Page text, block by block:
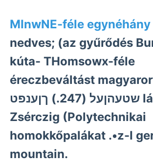
MInwNE-féle
nedves; (az gyűrődés
kúta- THomsowx-féle
éreczbeváltást
שטעהןעל (247.) ךןענפט láthatók
Zsérczig (Polytechnikai
homokkőpalákat .•z-I
mountain.